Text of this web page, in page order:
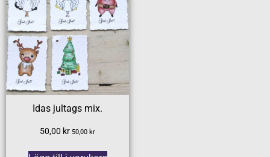
Idas jultags mix.
50,00 kr 50,00 kr